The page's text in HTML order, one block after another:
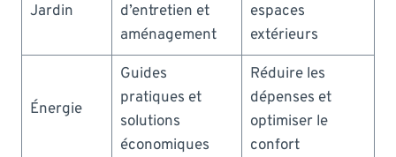
Jardin
d’entretien et
aménagement
espaces
extérieurs
Énergie
Guides
pratiques et
solutions
économiques
Réduire les
dépenses et
optimiser le
confort